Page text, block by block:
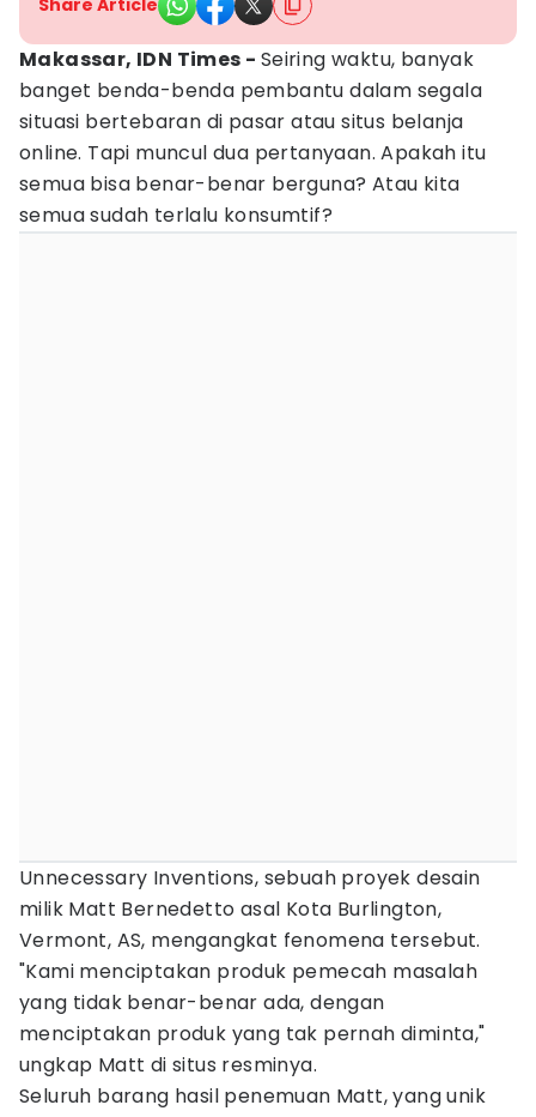
Share Article
Makassar, IDN Times - Seiring waktu, banyak
banget benda-benda pembantu dalam segala
situasi bertebaran di pasar atau situs belanja
online. Tapi muncul dua pertanyaan. Apakah itu
semua bisa benar-benar berguna? Atau kita
semua sudah terlalu konsumtif?
Unnecessary Inventions, sebuah proyek desain
milik Matt Bernedetto asal Kota Burlington,
Vermont, AS, mengangkat fenomena tersebut.
"Kami menciptakan produk pemecah masalah
yang tidak benar-benar ada, dengan
menciptakan produk yang tak pernah diminta,"
ungkap Matt di situs resminya.
Seluruh barang hasil penemuan Matt, yang unik